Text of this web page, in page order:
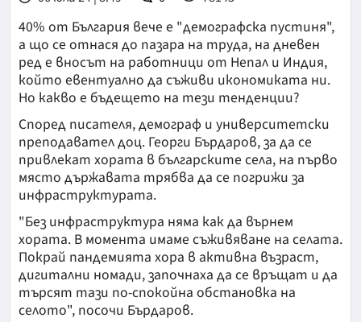
40% от България вече е "демографска пустиня",
а що се отнася до пазара на труда, на дневен
ред е вносът на работници от Непал и Индия,
който евентуално да съживи икономиката ни.
Но какво е бъдещето на тези тенденции?
Според писателя, демограф и университетски
преподавател доц. Георги Бърдаров, за да се
привлекат хората в българските села, на първо
място държавата трябва да се погрижи за
инфраструктурата.
"Без инфраструктура няма как да върнем
хората. В момента имаме съживяване на селата.
Покрай пандемията хора в активна възраст,
дигитални номади, започнаха да се връщат и да
търсят тази по-спокойна обстановка на
селото", посочи Бърдаров.